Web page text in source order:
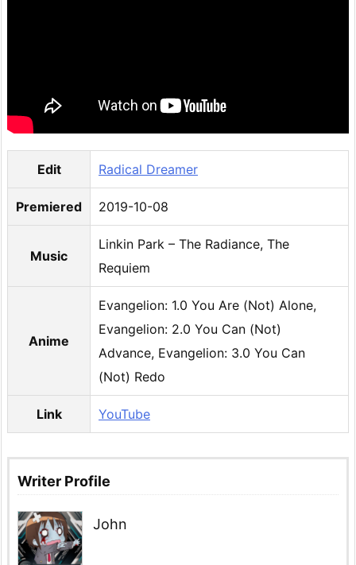
Edit Radical Dreamer
Premiered 2019-10-08
Music
Linkin Park – The Radiance, The
Requiem
Anime
Evangelion: 1.0 You Are (Not) Alone,
Evangelion: 2.0 You Can (Not)
Advance, Evangelion: 3.0 You Can
(Not) Redo
Link YouTube
Writer Profile
John